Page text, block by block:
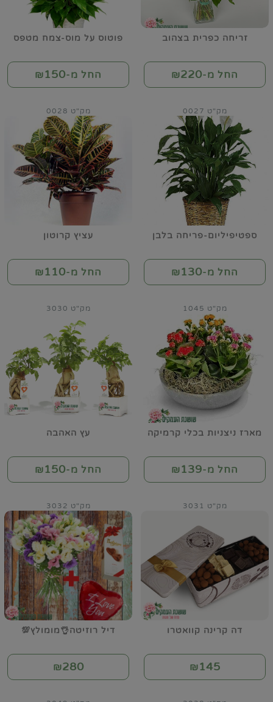
זריחה כפרית בצהוב
החל מ-₪220
פוטוס על מוס-צמח מטפס
החל מ-₪150
ספטיפיליום-פריחה בלבן
מק"ט 0027
החל מ-₪130
עציץ קרוטון
מק"ט 0028
החל מ-₪110
מארז ניצניות בכלי קרמיקה
מק"ט 1045
החל מ-₪139
עץ האהבה
מק"ט 3030
החל מ-₪150
דה קרינה קוואטרו
מק"ט 3031
₪145
דיל רוזיטה👌מומולץ💯
מק"ט 3032
₪280